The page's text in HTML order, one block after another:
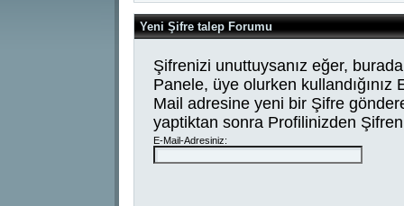
Yeni Şifre talep Forumu
Şifrenizi unuttuysanız eğer,
Panele, üye olurken
Mail adresine yeni bir Şifre
yaptiktan sonra Profilinizden
E-Mail-Adresiniz: